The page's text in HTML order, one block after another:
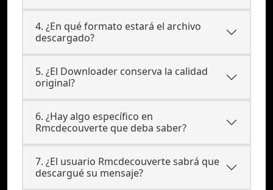
4. ¿En qué formato estará el archivo
descargado?
5. ¿El Downloader conserva la calidad
original?
6. ¿Hay algo específico en
Rmcdecouverte que deba saber?
7. ¿El usuario Rmcdecouverte sabrá que
descargué su mensaje?